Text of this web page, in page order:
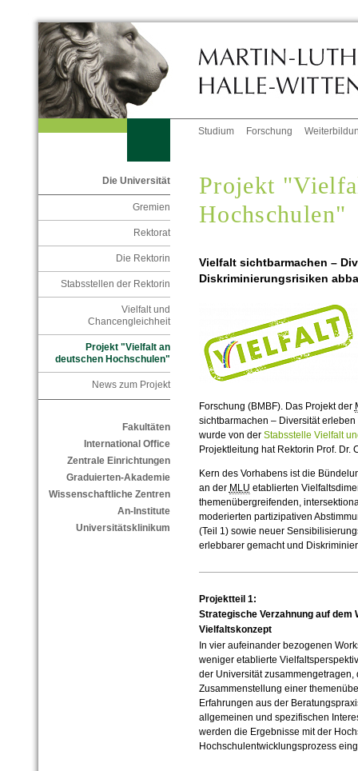
Studium Forschung
Die Universität
Gremien
Rektorat
Die Rektorin
Stabsstellen der Rektorin
Vielfalt und
Chancengleichheit
Projekt "Vielfalt an
deutschen Hochschulen"
News zum Projekt
Fakultäten
International Office
Zentrale Einrichtungen
Graduierten-Akademie
Wissenschaftliche Zentren
An-Institute
Universitätsklinikum
Projekt
Hochschulen"
Vielfalt sichtbarmachen –
Diskriminierungsrisiken
Forschung (BMBF). Das Projekt der
sichtbarmachen – Diversität
wurde von der Stabsstelle Vielfalt
Projektleitung hat Rektorin Prof. Dr.
Kern des Vorhabens ist die
an der MLU etablierten
themenübergreifenden,
moderierten partizipativen
(Teil 1) sowie neuer
erlebbarer gemacht und
Projektteil 1:
Strategische Verzahnung auf dem
Vielfaltskonzept
In vier aufeinander bezogenen
weniger etablierte
der Universität
Zusammenstellung einer
Erfahrungen aus der
allgemeinen und spezifischen
werden die Ergebnisse mit der
Hochschulentwicklungsprozess